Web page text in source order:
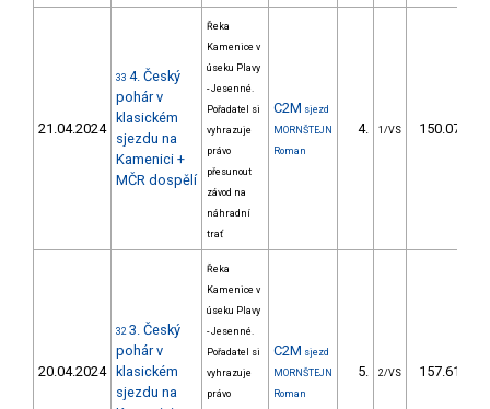
21.04.2024
33 4. Český
pohár v
klasickém
sjezdu na
Kamenici +
MČR dospělí
Řeka
Kamenice v
úseku Plavy
- Jesenné.
Pořadatel si
vyhrazuje
právo
přesunout
závod na
náhradní
trať
C2M sjezd
MORNŠTEJN
Roman
4. 1/VS 150.07
20.04.2024
32 3. Český
pohár v
klasickém
sjezdu na
Řeka
Kamenice v
úseku Plavy
- Jesenné.
Pořadatel si
vyhrazuje
právo
C2M sjezd
MORNŠTEJN
Roman
5. 2/VS 157.61